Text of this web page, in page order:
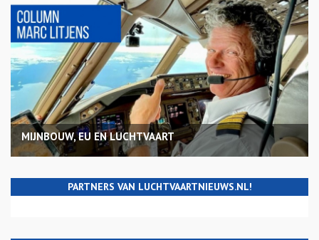
MIJNBOUW, EU EN LUCHTVAART
PARTNERS VAN LUCHTVAARTNIEUWS.NL!